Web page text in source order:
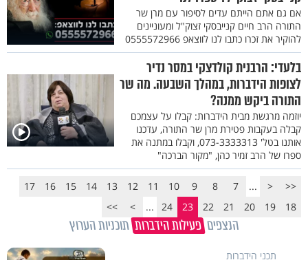
אם גם אתם הייתם עדים לסיפור עם מרן שר
התורה הרב חיים קנייבסקי זצוק"ל ומעוניינים
להוקיר את זכרו כתבו לנו לווצאפ 0555572966
בלעדי: הרבנית קולדצקי במסר נדיר
לצופות הידברות, במהלך השבעה. מה שר
התורה ביקש ממנה?
יוזמה מרגשת מבית הידברות: קבלו על עצמכם
קבלה בעקבות פטירת מרן שר התורה, עדכנו
אותנו בטל' 073-3333313, וקבלו במתנה את
ספרו של הרב זמיר כהן, "מקור הברכה"
<<
<
...
7
8
9
10
11
12
13
14
15
16
17
18
19
20
21
22
23
24
...
>
>>
הנצפים פעילות הידברות תוכניות הערוץ
תכני הידברות